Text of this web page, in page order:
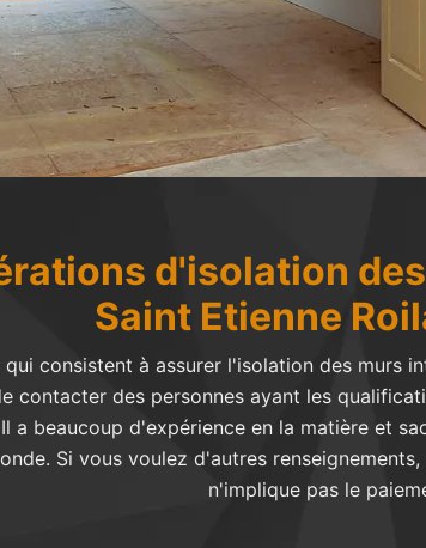
d'isolation
Saint Etienne
qui consistent à assurer l'isolation des murs
contacter des personnes ayant les
a beaucoup d'expérience en la matière et
Si vous voulez d'autres
n'implique pas le